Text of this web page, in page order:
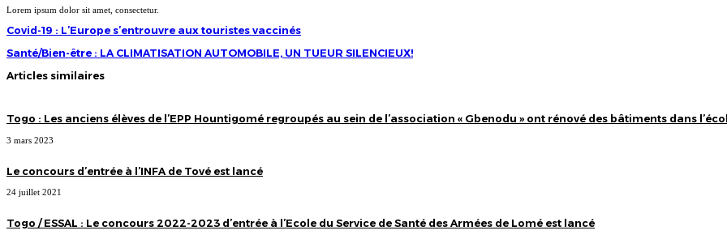
Lorem ipsum dolor sit amet, consectetur.
Covid-
19
:
L’Europe
aux
Covid-19 : L’Europe s’entrouvre aux touristes vaccinés
Santé/Bien-
être
LA
TUEUR
Santé/Bien-être : LA CLIMATISATION AUTOMOBILE, UN TUEUR SILENCIEUX!
Articles similaires
Togo : Les anciens élèves de l’EPP Hountigomé regroupés au sein de l’association « Gbenodu » ont rénové des bâtiments dans
3 mars 2023
Le concours d’entrée à l’INFA de Tové est lancé
24 juillet 2021
Togo / ESSAL : Le concours 2022-2023 d’entrée à l’Ecole du Service de Santé des Armées de Lomé est lancé